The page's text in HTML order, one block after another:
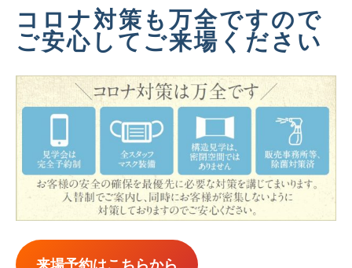
コロナ対策も万全ですので
ご安心してご来場ください
来場予約はこちらから